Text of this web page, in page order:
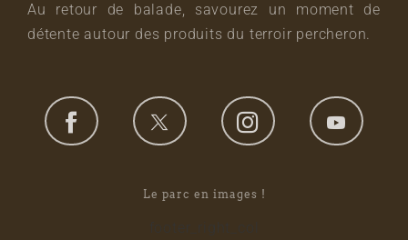
Au retour de balade, savourez un moment de
détente autour des produits du terroir percheron.
Le parc en images !